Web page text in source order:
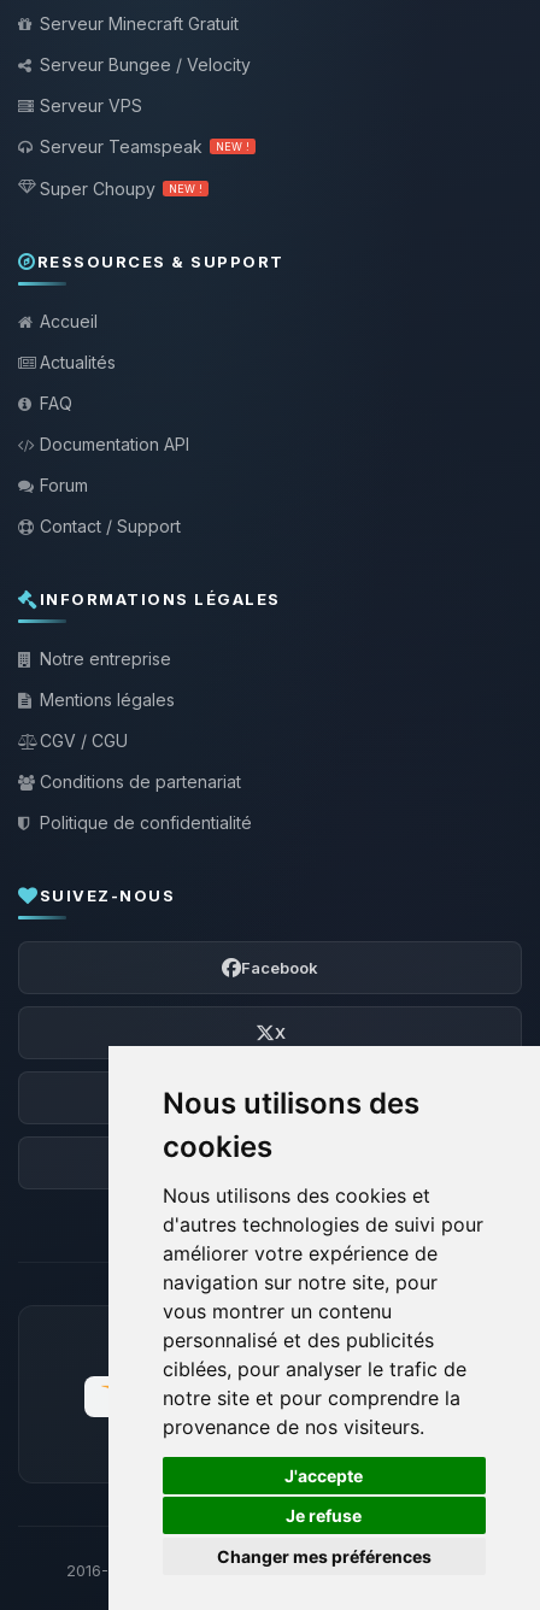
Nous utilisons des
cookies
Nous utilisons des cookies et
d'autres technologies de suivi pour
améliorer votre expérience de
navigation sur notre site, pour
vous montrer un contenu
personnalisé et des publicités
ciblées, pour analyser le trafic de
notre site et pour comprendre la
provenance de nos visiteurs.
J'accepte
Je refuse
Changer mes préférences
Serveur Minecraft Gratuit
Serveur Bungee / Velocity
Serveur VPS
Serveur Teamspeak
NEW !
Super Choupy NEW !
RESSOURCES & SUPPORT
Accueil
Actualités
FAQ
Documentation API
Forum
Contact / Support
INFORMATIONS LÉGALES
Notre entreprise
Mentions légales
CGV / CGU
Conditions de partenariat
Politique de confidentialité
SUIVEZ-NOUS
Facebook
X
Discord
Forum
MOYENS DE PAIEMENT ACCEPTÉS
2016-26 © BoxToPlay - ByteLogic tous droits réservés
🍪